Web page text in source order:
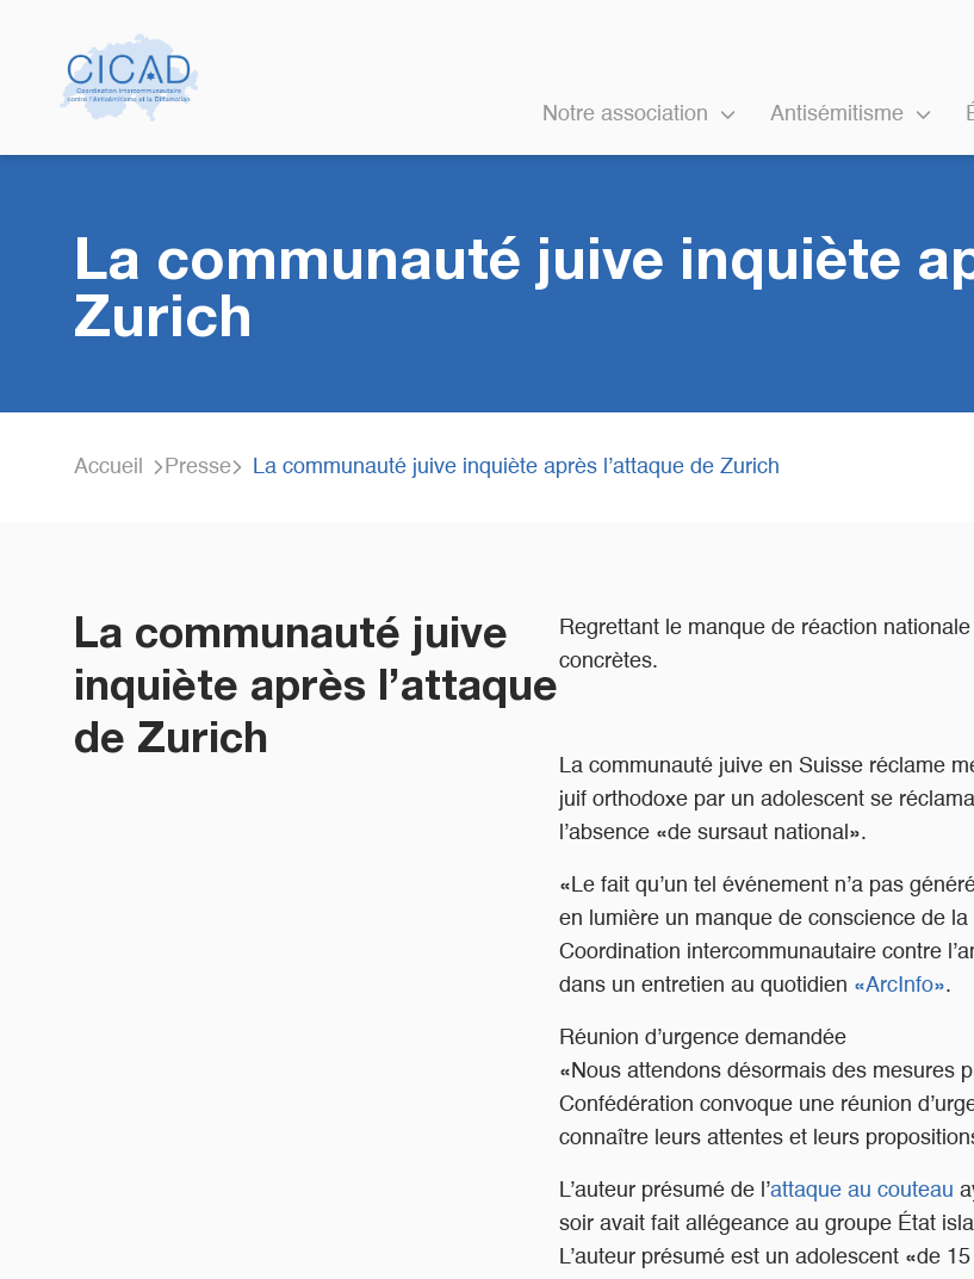
Notre association Antisémitisme
La communauté juive inquiète
Zurich
Accueil Presse La communauté juive inquiète après l’attaque de Zurich
La communauté juive
inquiète après l’attaque
de Zurich
Regrettant le manque de réaction
concrètes.
La communauté juive en Suisse réclame
juif orthodoxe par un adolescent se
l’absence «de sursaut national».
«Le fait qu’un tel événement n’a pas
en lumière un manque de conscience de
Coordination intercommunautaire contre
dans un entretien au quotidien «ArcInfo».
Réunion d’urgence demandée
«Nous attendons désormais des mesures
Confédération convoque une réunion
connaître leurs attentes et leurs
L’auteur présumé de l’attaque au couteau
soir avait fait allégeance au groupe État
L’auteur présumé est un adolescent «de